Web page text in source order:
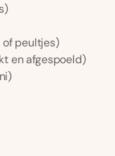
of peultjes)
en afgespoeld)